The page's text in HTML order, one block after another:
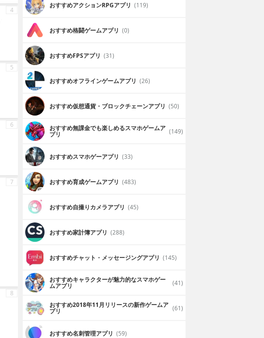
4
5
6
7
8
おすすめアクションRPGアプリ (119)
おすすめ格闘ゲームアプリ (0)
おすすめFPSアプリ (31)
おすすめオフラインゲームアプリ (26)
おすすめ仮想通貨・ブロックチェーンアプリ (50)
おすすめ無課金でも楽しめるスマホゲームア
プリ (149)
おすすめスマホゲーアプリ (33)
おすすめ育成ゲームアプリ (483)
おすすめ自撮りカメラアプリ (45)
おすすめ家計簿アプリ (288)
おすすめチャット・メッセージングアプリ (145)
おすすめキャラクターが魅力的なスマホゲー
ムアプリ (41)
おすすめ2018年11月リリースの新作ゲームア
プリ (61)
おすすめ名刺管理アプリ (59)